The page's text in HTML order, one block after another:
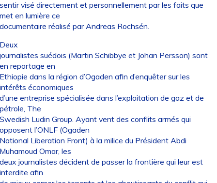
visé directement et personnellement par les faits que
en lumière ce
réalisé par Andreas Rochsén.
suédois (Martin Schibbye et Johan Persson) sont
reportage en
dans la région d’Ogaden afin d’enquêter sur les
économiques
entreprise spécialisée dans l’exploitation de gaz et de
The
Ludin Group. Ayant vent des conflits armés qui
l’ONLF (Ogaden
Liberation Front) à la milice du Président Abdi
Omar, les
journalistes décident de passer la frontière qui leur est
afin